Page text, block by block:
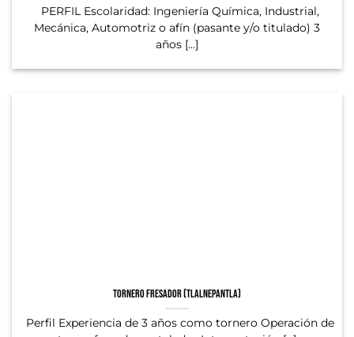
PERFIL Escolaridad: Ingeniería Química, Industrial,
Mecánica, Automotriz o afín (pasante y/o titulado) 3
años [...]
Tornero fresador (Tlalnepantla)
Perfil Experiencia de 3 años como tornero Operación de